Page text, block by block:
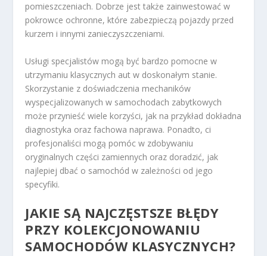
pomieszczeniach. Dobrze jest także zainwestować w
pokrowce ochronne, które zabezpieczą pojazdy przed
kurzem i innymi zanieczyszczeniami.
Usługi specjalistów mogą być bardzo pomocne w
utrzymaniu klasycznych aut w doskonałym stanie.
Skorzystanie z doświadczenia mechaników
wyspecjalizowanych w samochodach zabytkowych
może przynieść wiele korzyści, jak na przykład dokładna
diagnostyka oraz fachowa naprawa. Ponadto, ci
profesjonaliści mogą pomóc w zdobywaniu
oryginalnych części zamiennych oraz doradzić, jak
najlepiej dbać o samochód w zależności od jego
specyfiki.
JAKIE SĄ NAJCZĘSTSZE BŁĘDY
PRZY KOLEKCJONOWANIU
SAMOCHODÓW KLASYCZNYCH?